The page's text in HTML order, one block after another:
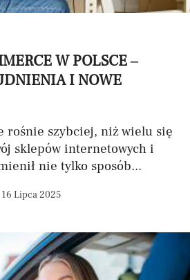
W POLSCE –
I NOWE
rośnie szybciej, niż wielu się
sklepów internetowych i
nie tylko sposób...
16 Lipca 2025